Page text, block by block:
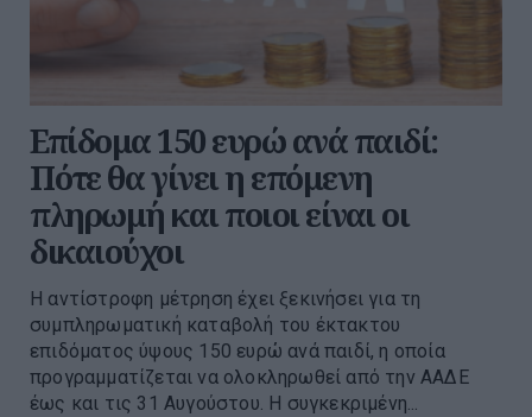
Επίδομα 150 ευρώ ανά παιδί:
Πότε θα γίνει η επόμενη
πληρωμή και ποιοι είναι οι
δικαιούχοι
Η αντίστροφη μέτρηση έχει ξεκινήσει για τη
συμπληρωματική καταβολή του έκτακτου
επιδόματος ύψους 150 ευρώ ανά παιδί, η οποία
προγραμματίζεται να ολοκληρωθεί από την ΑΑΔΕ
έως και τις 31 Αυγούστου. Η συγκεκριμένη...